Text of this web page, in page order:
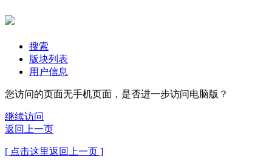
搜索
版块列表
用户信息
您访问的页面无手机页面，是否进一步访问电脑版？
继续访问
返回上一页
[ 点击这里返回上一页 ]